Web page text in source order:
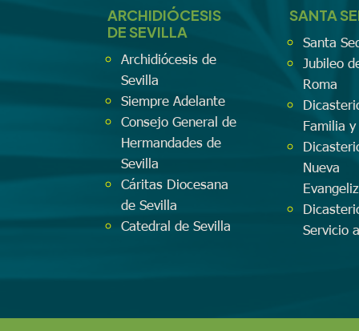
ARCHIDIÓCESIS
DE SEVILLA
Archidiócesis de
Sevilla
Siempre Adelante
Consejo General de
Hermandades de
Sevilla
Cáritas Diocesana
de Sevilla
Catedral de Sevilla
SANTA
Santa
Jubileo
Roma
Familia
Nueva
Servicio